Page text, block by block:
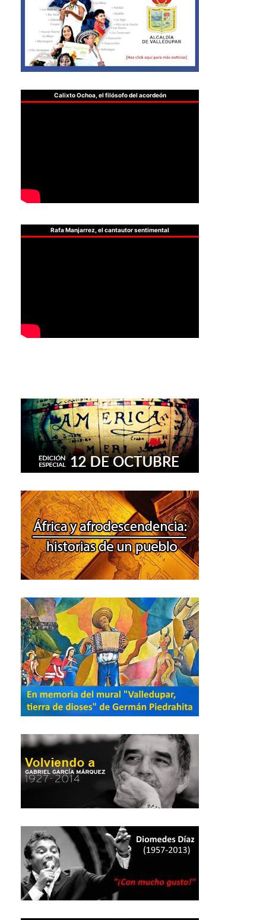
Calixto Ochoa, el filósofo del acordeón
Rafa Manjarrez, el cantautor sentimental